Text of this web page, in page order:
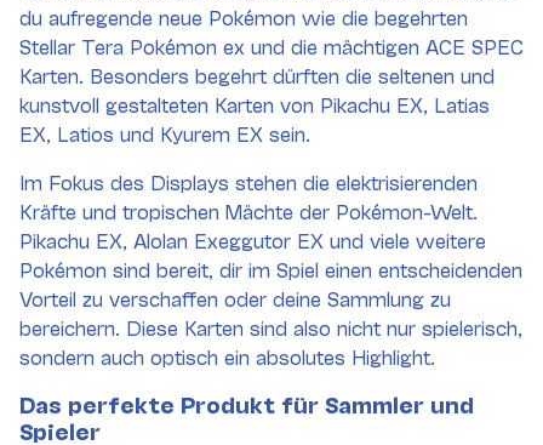
du aufregende neue Pokémon wie die begehrten
Stellar Tera Pokémon ex und die mächtigen ACE SPEC
Karten. Besonders begehrt dürften die seltenen und
kunstvoll gestalteten Karten von Pikachu EX, Latias
EX, Latios und Kyurem EX sein.
Im Fokus des Displays stehen die elektrisierenden
Kräfte und tropischen Mächte der Pokémon-Welt.
Pikachu EX, Alolan Exeggutor EX und viele weitere
Pokémon sind bereit, dir im Spiel einen entscheidenden
Vorteil zu verschaffen oder deine Sammlung zu
bereichern. Diese Karten sind also nicht nur spielerisch,
sondern auch optisch ein absolutes Highlight.
Das perfekte Produkt für Sammler und
Spieler